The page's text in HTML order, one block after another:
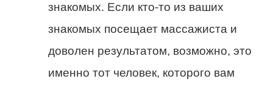
знакомых. Если кто-то из ваших
знакомых посещает массажиста и
доволен результатом, возможно, это
именно тот человек, которого вам